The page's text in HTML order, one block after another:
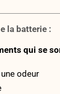
la batterie :
qui se
odeur